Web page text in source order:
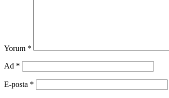
Yorum *
Ad *
E-posta *